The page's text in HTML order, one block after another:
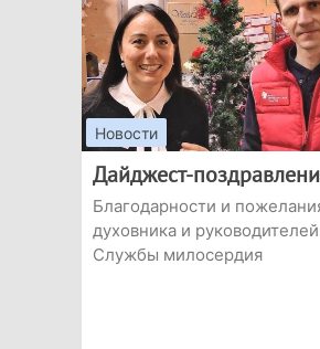
Новости
Дайджест-
Благодарности и
духовника и
Службы милосердия